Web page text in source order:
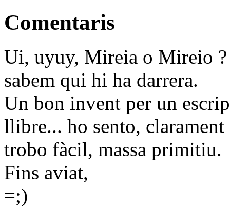
Comentaris
Ui, uyuy, Mireia o Mireio
sabem qui hi ha darrera.
Un bon invent per un
llibre... ho sento, clarament
trobo fàcil, massa primitiu.
Fins aviat,
=;)